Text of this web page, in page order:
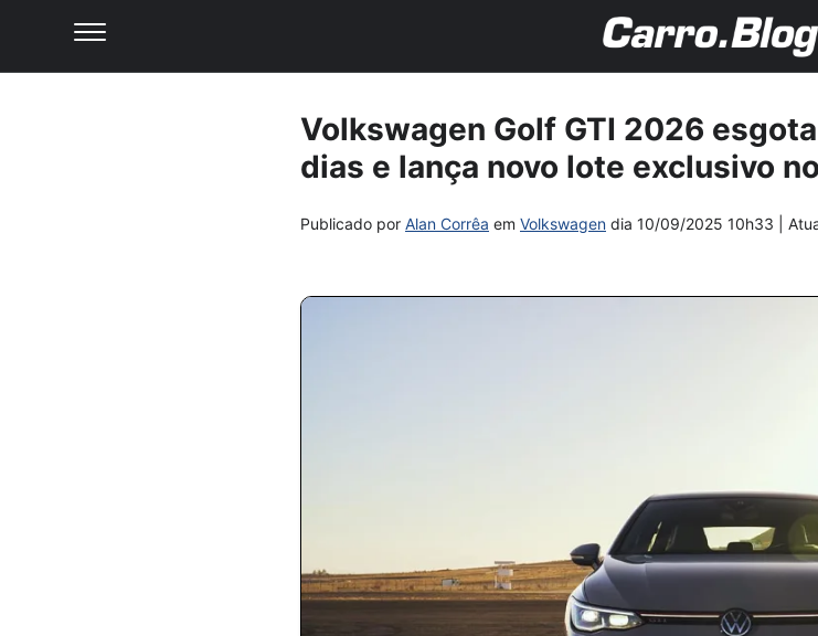
Volkswagen Golf GTI 2026
dias e lança novo lote exclusivo
Publicado por Alan Corrêa em Volkswagen dia 10/09/2025 10h33 |